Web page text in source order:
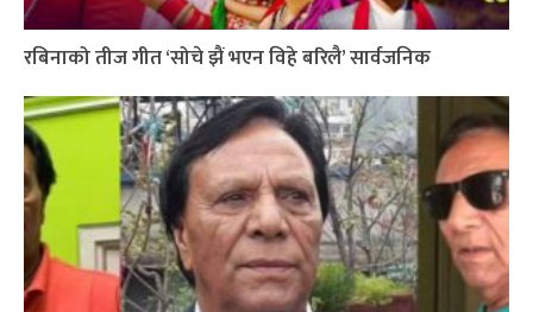
रबिनाको तीज गीत ‘सोचे झैं भएन विहे बरिलै’ सार्वजनिक